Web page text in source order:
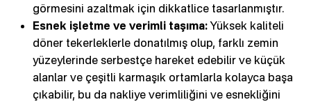
görmesini azaltmak için dikkatlice tasarlanmıştır.
Esnek işletme ve verimli taşıma:Yüksek kaliteli
döner tekerleklerle donatılmış olup, farklı zemin
yüzeylerinde serbestçe hareket edebilir ve küçük
alanlar ve çeşitli karmaşık ortamlarla kolayca başa
çıkabilir, bu da nakliye verimliliğini ve esnekliğini